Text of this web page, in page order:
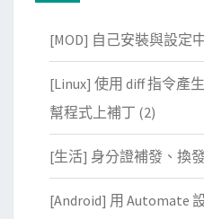
[MOD] 自己安裝與設定
[Linux] 使用 diff 指令產
幫程式上補丁 (2)
[生活] 身分證補發、換
[Android] 用 Automate